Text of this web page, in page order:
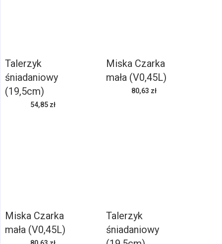
Talerzyk
śniadaniowy
(19,5cm)
54,85 zł
Miska Czarka
mała (V0,45L)
80,63 zł
Miska Czarka
mała (V0,45L)
Talerzyk
śniadaniowy